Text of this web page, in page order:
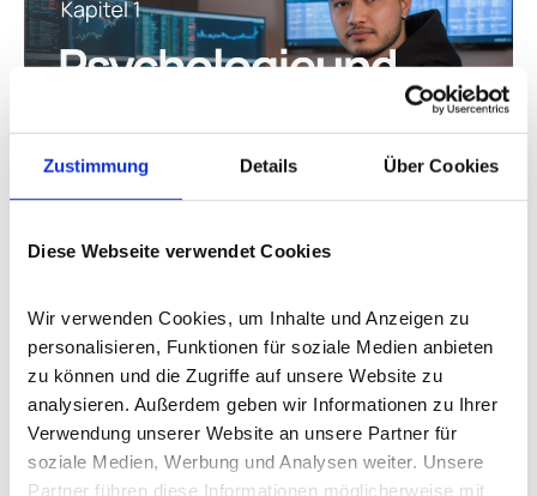
Zustimmung Details Über Cookies
Diese Webseite verwendet Cookies
Wir verwenden Cookies, um Inhalte und Anzeigen zu
personalisieren, Funktionen für soziale Medien anbieten
zu können und die Zugriffe auf unsere Website zu
analysieren. Außerdem geben wir Informationen zu Ihrer
Verwendung unserer Website an unsere Partner für
soziale Medien, Werbung und Analysen weiter. Unsere
Partner führen diese Informationen möglicherweise mit
Kapitel 1
Psychologie & Erwartungshaltung
Erfahre, wie du emotionale Herausforderungen beim
Trading meisterst, indem wir die Rolle von Angst und
Gier beleuchten. Lerne Techniken zur
Emotionskontrolle kennen, navigiere durch
psychologische Fallen und setze klare Handelsziele.